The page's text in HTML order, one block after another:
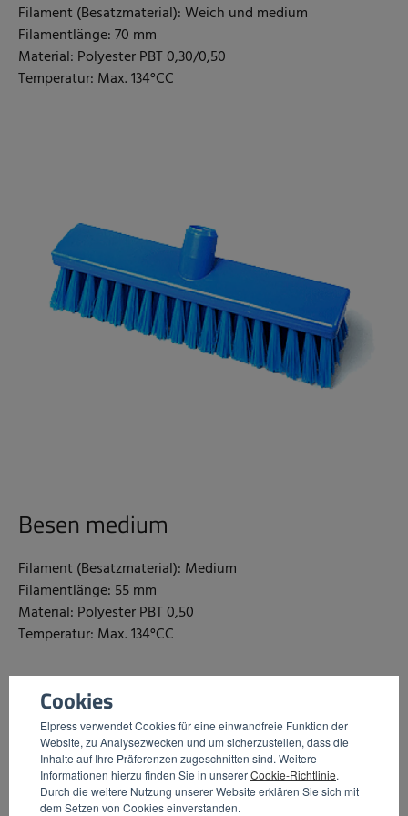
Cookies
Elpress verwendet Cookies für eine einwandfreie Funktion der
Website, zu Analysezwecken und um sicherzustellen, dass die
Inhalte auf Ihre Präferenzen zugeschnitten sind. Weitere
Informationen hierzu finden Sie in unsererCookie-Richtlinie.
Durch die weitere Nutzung unserer Website erklären Sie sich mit
dem Setzen von Cookies einverstanden.
Filament (Besatzmaterial): Weich und medium
Filamentlänge: 70 mm
Material: Polyester PBT 0,30/0,50
Temperatur: Max. 134°CC
Besen medium
Filament (Besatzmaterial): Medium
Filamentlänge: 55 mm
Material: Polyester PBT 0,50
Temperatur: Max. 134°CC